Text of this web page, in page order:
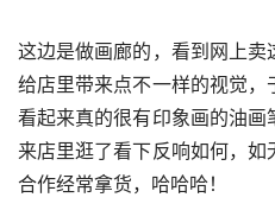
这边是做画廊的，看到网上
给店里带来点不一样的视觉
看起来真的很有印象画的油
来店里逛了看下反响如何，
合作经常拿货，哈哈哈！